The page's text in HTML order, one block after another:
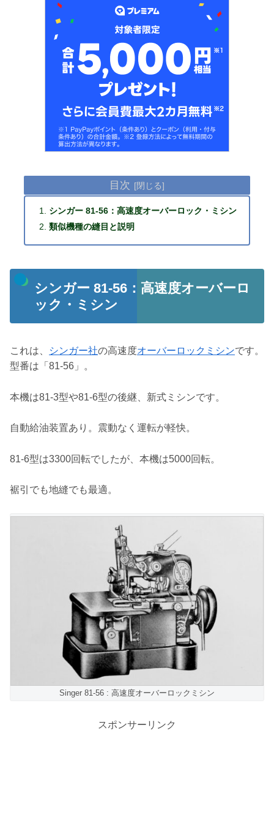
目次
シンガー 81-56：高速度オーバーロック・ミシン
類似機種の縫目と説明
シンガー 81-56：高速度オーバーロ
ック・ミシン
これは、 シンガー社の高速度オーバーロックミシンです。
型番は「81-56」。
本機は81-3型や81-6型の後継、新式ミシンです。
自動給油装置あり。震動なく運転が軽快。
81-6型は3300回転でしたが、本機は5000回転。
裾引でも地縫でも最適。
Singer 81-56 : 高速度オーバーロックミシン
スポンサーリンク